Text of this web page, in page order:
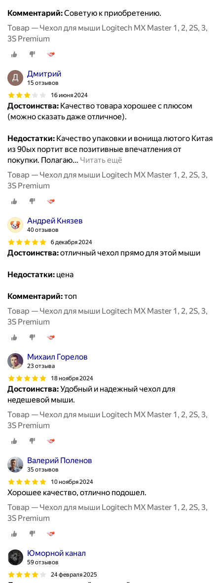
Комментарий:Советую к приобретению.
Товар — Чехол для мыши Logitech MX Master 1, 2, 2S, 3,
3S Premium
Дмитрий
15 отзывов
16 июня 2024
Достоинства: Качество товара хорошее с плюсом
(можно сказать даже отличное).
Недостатки: Качество упаковки и вонища лютого Китая
из 90ых портит все позитивные впечатления от
покупки. Полагаю… Читать ещё
Товар — Чехол для мыши Logitech MX Master 1, 2, 2S, 3,
3S Premium
Андрей Князев
40 отзывов
6 декабря 2024
Достоинства:отличный чехол прямо для этой мыши
Недостатки: цена
Комментарий:топ
Товар — Чехол для мыши Logitech MX Master 1, 2, 2S, 3,
3S Premium
Михаил Горелов
23 отзыва
18 ноября 2024
Достоинства:Удобный и надежный чехол для
недешевой мыши.
Товар — Чехол для мыши Logitech MX Master 1, 2, 2S, 3,
3S Premium
Валерий Поленов
35 отзывов
10 ноября 2024
Хорошее качество, отлично подошел.
Товар — Чехол для мыши Logitech MX Master 1, 2, 2S, 3,
3S Premium
Юморной канал
59 отзывов
24 февраля 2025